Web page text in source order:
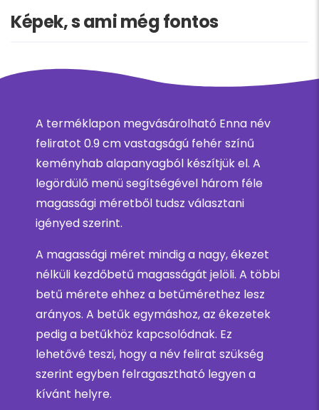
Képek, s ami még fontos
A terméklapon megvásárolható Enna név
feliratot 0.9 cm vastagságú fehér színű
keményhab alapanyagból készítjük el. A
legördülő menü segítségével három féle
magassági méretből tudsz választani
igényed szerint.
A magassági méret mindig a nagy, ékezet
nélküli kezdőbetű magasságát jelöli. A többi
betű mérete ehhez a betűmérethez lesz
arányos. A betűk egymáshoz, az ékezetek
pedig a betűkhöz kapcsolódnak. Ez
lehetővé teszi, hogy a név felirat szükség
szerint egyben felragasztható legyen a
kívánt helyre.